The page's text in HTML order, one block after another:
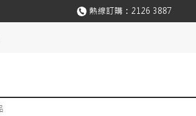
熱線訂購： 2126 3887